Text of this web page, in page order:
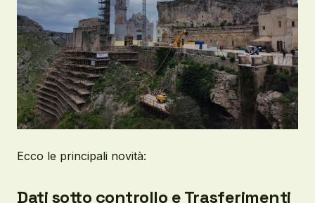
Ecco le principali novità:
Dati sotto controllo e Trasferimenti